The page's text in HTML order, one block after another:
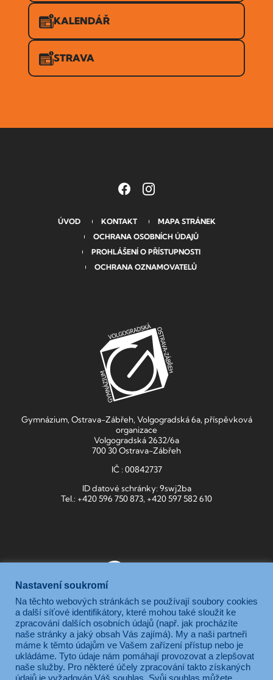
KALENDÁŘ
STRAVA
ÚVOD KONTAKT
MAPA STRÁNEK
OCHRANA OSOBNÍCH ÚDAJŮ
PROHLÁŠENÍ O PŘÍSTUPNOSTI
OCHRANA OZNAMOVATELŮ
Gymnázium, Ostrava-Zábřeh, Volgogradská 6a, příspěvková
organizace
Volgogradská 2632/6a
700 30 Ostrava-Zábřeh
IČ : 00842737
ID datové schránky: 9swj2ba
Tel.: +420 596 750 873, +420 597 582 610
Gymnázium, Ostrava-Zábřeh, Volgogradská 6a, je příspěvkovou
organizací zřizovanou Moravskoslezským krajem.
Nastavení soukromí
Na těchto webových stránkách se používají soubory cookies
a další síťové identifikátory, které mohou také sloužit ke
zpracování dalších osobních údajů (např. jak procházíte
naše stránky a jaký obsah Vás zajímá). My a naši partneři
máme k těmto údajům ve Vašem zařízení přístup nebo je
ukládáme. Tyto údaje nám pomáhají provozovat a zlepšovat
naše služby. Pro některé účely zpracování takto získaných